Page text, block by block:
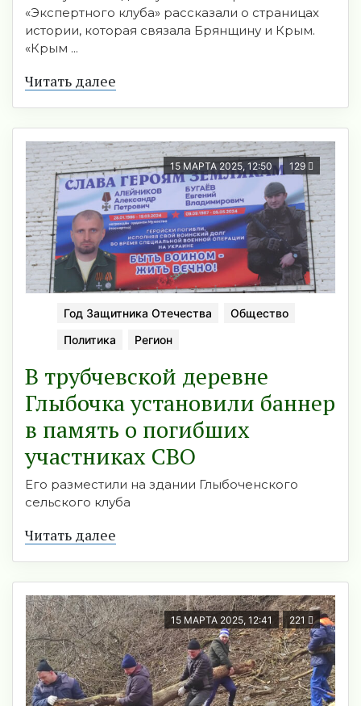
«Экспертного клуба» рассказали о страницах
истории, которая связала Брянщину и Крым.
«Крым ...
Читать далее
15 МАРТА 2025, 12:50 129
Год Защитника Отечества
Общество
Политика
Регион
В трубчевской деревне
Глыбочка установили баннер
в память о погибших
участниках СВО
Его разместили на здании Глыбоченского
сельского клуба
Читать далее
15 МАРТА 2025, 12:41 221